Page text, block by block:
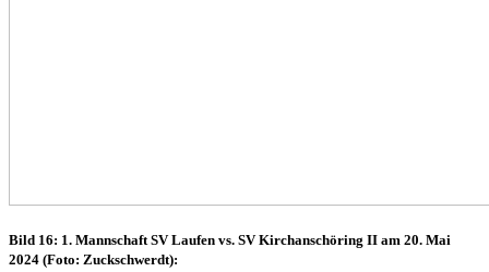
Bild 16: 1. Mannschaft SV Laufen vs. SV Kirchanschöring II am 20. Mai
2024 (Foto: Zuckschwerdt):